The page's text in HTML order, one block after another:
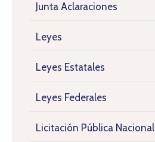
Junta Aclaraciones
Leyes
Leyes Estatales
Leyes Federales
Licitación Pública Nacional